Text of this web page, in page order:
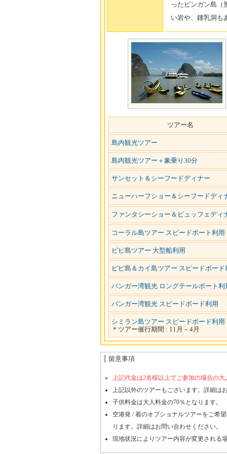
ったピンガン島（
い岩や、鍾乳洞も
ツアー名
島内観光ツアー
島内観光ツアー＋象乗り30分
サンセット＆シーフードディナー
ニューハーフショー＆シーフードディ
ファンタシーショー＆ビュッフェディ
コーラル島ツアー スピードボート利用
ピピ島ツアー 大型船利用
ピピ島＆カイ島ツアー スピードボード
パンガー湾観光 ロングテールボート利
パンガー湾観光 スピードボード利用
シミラン島ツアー スピードボード利用
＊ツアー催行期間 : 11月－4月
留意事項
上記代金は2名様以上でご参加の場合の
上記以外のツアーもございます。詳細は
子供料金は大人料金の70％となります。
空港発 / 着のオプショナルツアーをご希
ります。詳細はお問い合わせください。
現地状況によりツアー内容が変更される